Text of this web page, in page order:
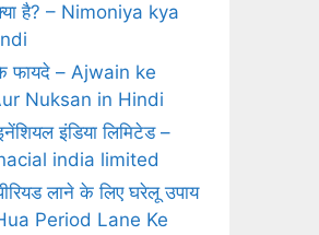
क्‍या है? – Nimoniya kya
फायदे – Ajwain ke
Nuksan in Hindi
इंडिया लिमिटेड –
india limited
लाने के लिए घरेलू उपाय
Period Lane Ke